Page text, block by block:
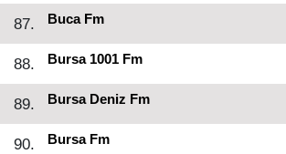
87. Buca Fm
88. Bursa 1001 Fm
89. Bursa Deniz Fm
90. Bursa Fm